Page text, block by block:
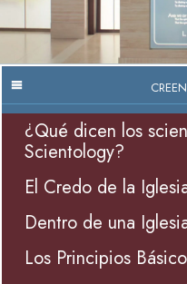
¿Qué dicen los
Scientology?
El Credo de la
Dentro de una
Los Principios